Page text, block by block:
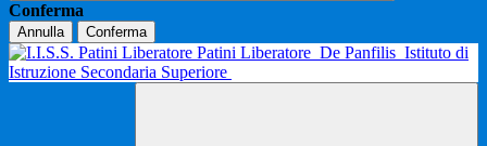
Conferma
Annulla Conferma
Patini Liberatore De Panfilis Istituto di
Istruzione Secondaria Superiore